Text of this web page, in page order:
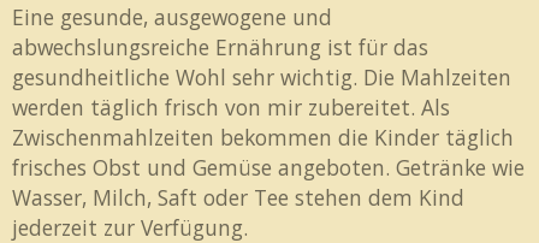
Eine gesunde, ausgewogene und
abwechslungsreiche Ernährung ist für das
gesundheitliche Wohl sehr wichtig. Die Mahlzeiten
werden täglich frisch von mir zubereitet. Als
Zwischenmahlzeiten bekommen die Kinder täglich
frisches Obst und Gemüse angeboten. Getränke wie
Wasser, Milch, Saft oder Tee stehen dem Kind
jederzeit zur Verfügung.